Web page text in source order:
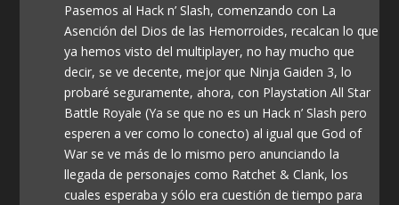
Pasemos al Hack n’ Slash, comenzando con La
Asención del Dios de las Hemorroides, recalcan lo que
ya hemos visto del multiplayer, no hay mucho que
decir, se ve decente, mejor que Ninja Gaiden 3, lo
probaré seguramente, ahora, con Playstation All Star
Battle Royale (Ya se que no es un Hack n’ Slash pero
esperen a ver como lo conecto) al igual que God of
War se ve más de lo mismo pero anunciando la
llegada de personajes como Ratchet & Clank, los
cuales esperaba y sólo era cuestión de tiempo para